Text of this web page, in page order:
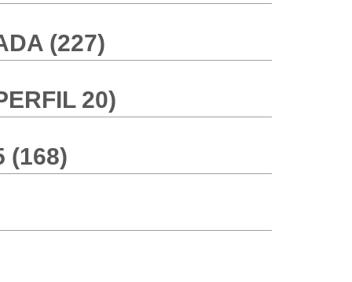
(227)
20)
(168)